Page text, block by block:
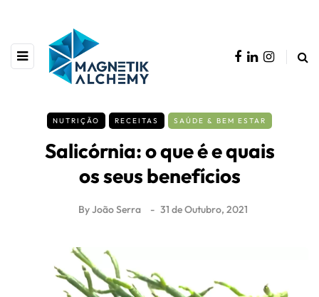
NUTRIÇÃO RECEITAS SAÚDE & BEM ESTAR
Salicórnia: o que é e quais
os seus benefícios
ByJoão Serra 31 de Outubro, 2021